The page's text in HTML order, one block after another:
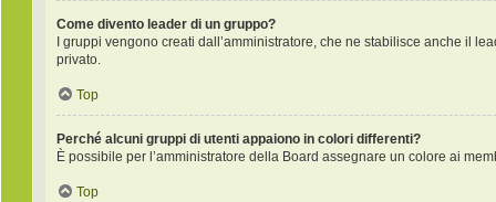
Come divento leader di un gruppo?
I gruppi vengono creati dall’amministratore, che ne stabilisce anche il
privato.
Top
Perché alcuni gruppi di utenti appaiono in colori differenti?
È possibile per l’amministratore della Board assegnare un colore ai
Top